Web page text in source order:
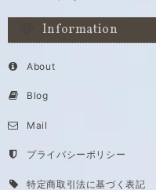
Information
About
Blog
Mail
プライバシーポリシー
特定商取引法に基づく表記